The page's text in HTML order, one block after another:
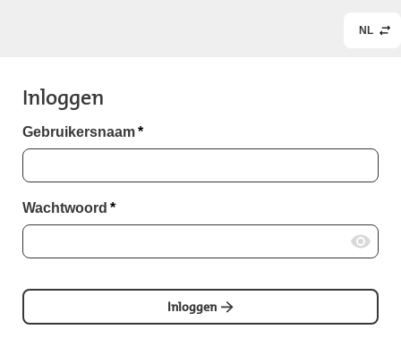
NL
Inloggen
Gebruikersnaam*
Wachtwoord *
Inloggen